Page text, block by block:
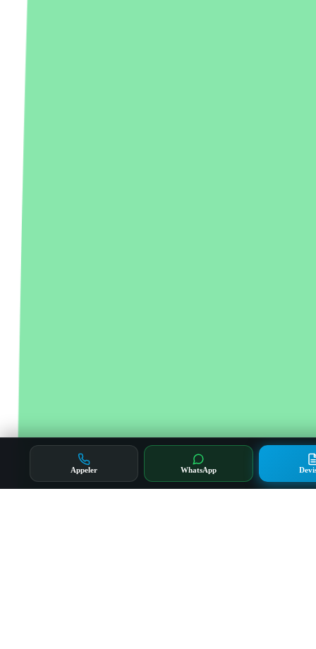
Appeler WhatsApp